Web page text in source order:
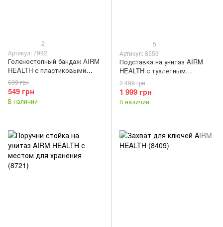
2
Артикул: 7992
Голеностопный бандаж AIRM
HEALTH с пластиковыми
вставками (7992)
549 грн
699 грн
В наличии
5
Артикул: 8559
Подставка на унитаз AIRM
HEALTH с туалетным
сиденьем регулируемая (8559)
1 999 грн
2 499 грн
В наличии